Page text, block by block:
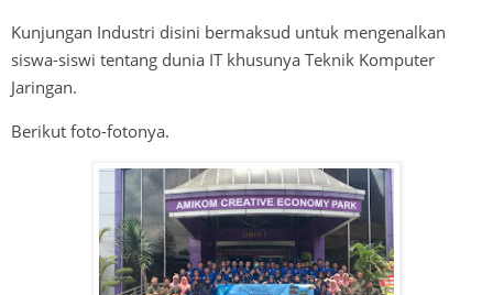
Kunjungan Industri disini bermaksud untuk mengenalkan
siswa-siswi tentang dunia IT khusunya Teknik Komputer
Jaringan.
Berikut foto-fotonya.